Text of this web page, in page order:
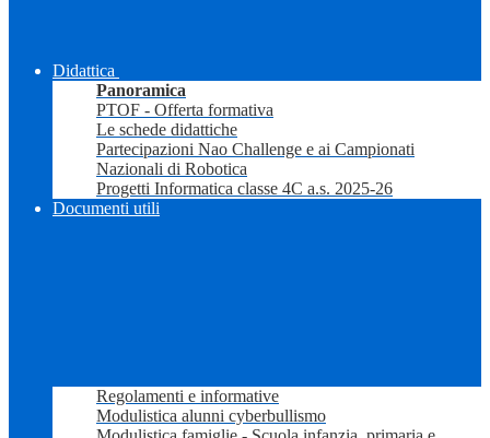
Didattica
Panoramica
PTOF - Offerta formativa
Le schede didattiche
Partecipazioni Nao Challenge e ai Campionati
Nazionali di Robotica
Progetti Informatica classe 4C a.s. 2025-26
Documenti utili
Regolamenti e informative
Modulistica alunni cyberbullismo